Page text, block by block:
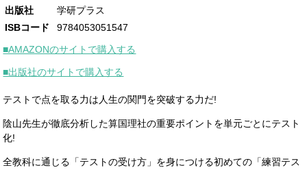
出版社
学研プラス
ISBコード
9784053051547
■AMAZONのサイトで購入する
■出版社のサイトで購入する
テストで点を取る力は人生の関門を突破する力だ!
陰山先生が徹底分析した算国理社の重要ポイントを単元ごとにテスト
化!
全教科に通じる「テストの受け方」を身につける初めての「練習テス